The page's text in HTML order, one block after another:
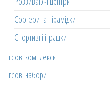
Сортери та пірамідки
Спортивні іграшки
Ігрові комплекси
Ігрові набори